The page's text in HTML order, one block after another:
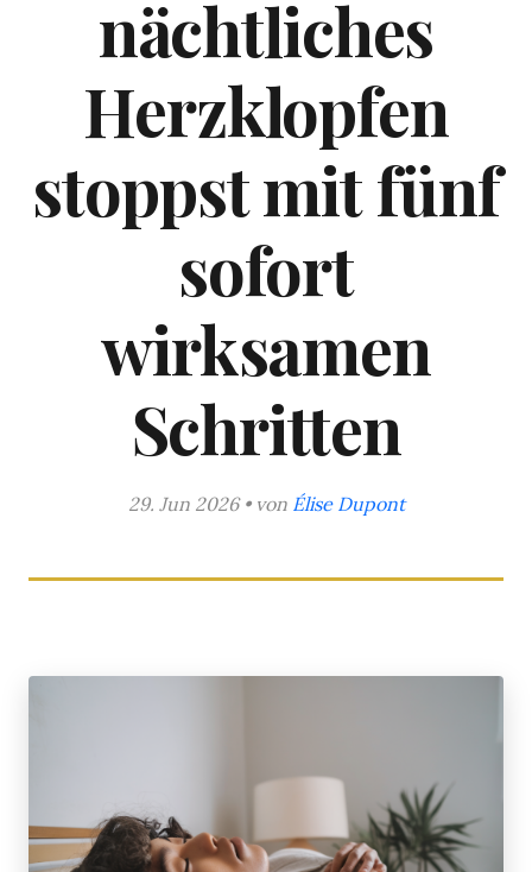
nächtliches
Herzklopfen
stoppst mit fünf
sofort
wirksamen
Schritten
29. Jun 2026 • von Élise Dupont